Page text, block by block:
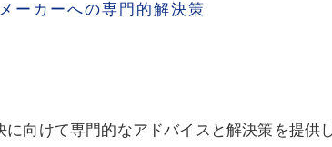
ーカーへの専門的解決策
向けて専門的なアドバイスと解決策を提供